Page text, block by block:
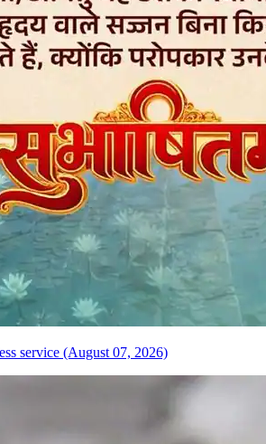
service (August 07, 2026)